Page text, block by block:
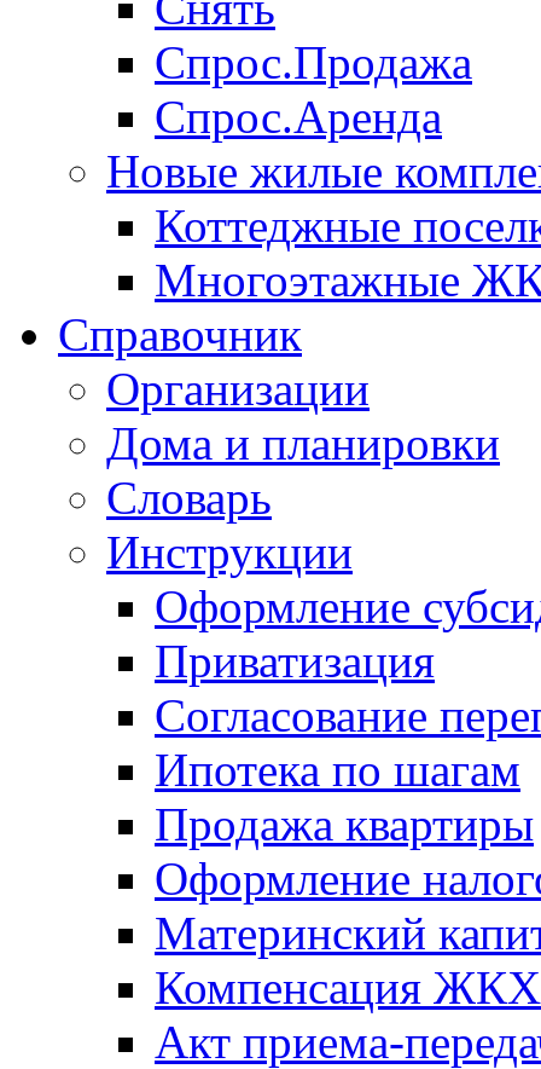
Спрос.Продажа
Спрос.Аренда
Новые жилые
Коттеджные
Многоэтажные
Справочник
Организации
Дома и планировки
Словарь
Инструкции
Оформление
Приватизация
Согласование
Ипотека по шагам
Продажа квартиры
Оформление
Материнский
Компенсация ЖКХ
Акт приема-